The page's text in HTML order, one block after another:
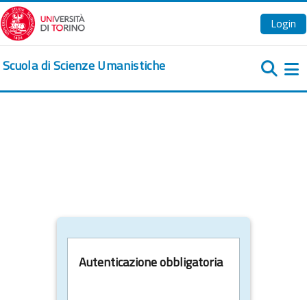
Vai al contenuto principale
Login
Scuola di Scienze Umanistiche
Autenticazione obbligatoria